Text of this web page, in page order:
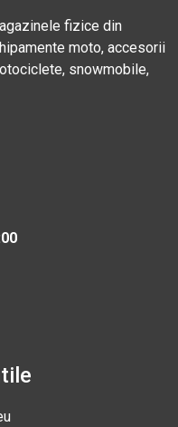
fizice din
moto, accesorii
snowmobile,